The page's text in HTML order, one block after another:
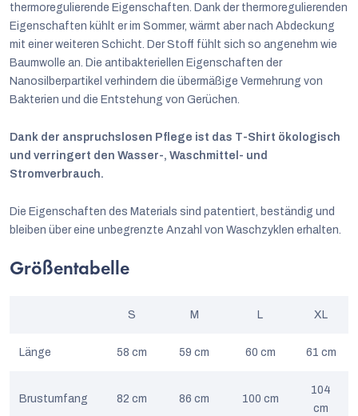
thermoregulierende Eigenschaften. Dank der thermoregulierenden
Eigenschaften kühlt er im Sommer, wärmt aber nach Abdeckung
mit einer weiteren Schicht. Der Stoff fühlt sich so angenehm wie
Baumwolle an. Die antibakteriellen Eigenschaften der
Nanosilberpartikel verhindern die übermäßige Vermehrung von
Bakterien und die Entstehung von Gerüchen.
Dank der anspruchslosen Pflege ist das T-Shirt ökologisch
und verringert den Wasser-, Waschmittel- und
Stromverbrauch.
Die Eigenschaften des Materials sind patentiert, beständig und
bleiben über eine unbegrenzte Anzahl von Waschzyklen erhalten.
Größentabelle
S M L XL
Länge 58 cm 59 cm 60 cm 61 cm
Brustumfang 82 cm 86 cm 100 cm
104
cm